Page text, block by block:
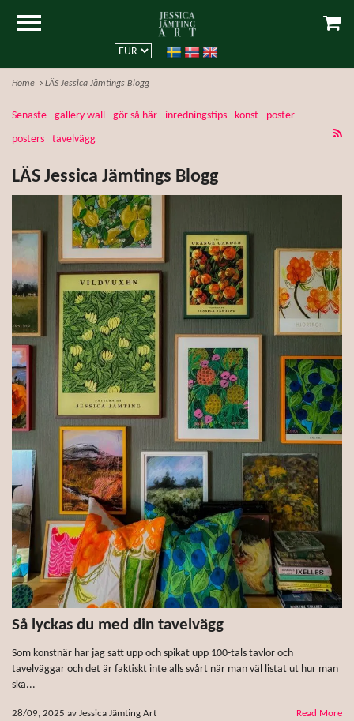
Home LÄS Jessica Jämtings Blogg
Senaste gallery wall gör så här inredningstips konst
poster
posters
tavelvägg
LÄS Jessica Jämtings Blogg
Så lyckas du med din tavelvägg
Som konstnär har jag satt upp och spikat upp 100-tals tavlor och
tavelväggar och det är faktiskt inte alls svårt när man väl listat ut hur man
ska...
28/09, 2025 av Jessica Jämting Art Read More